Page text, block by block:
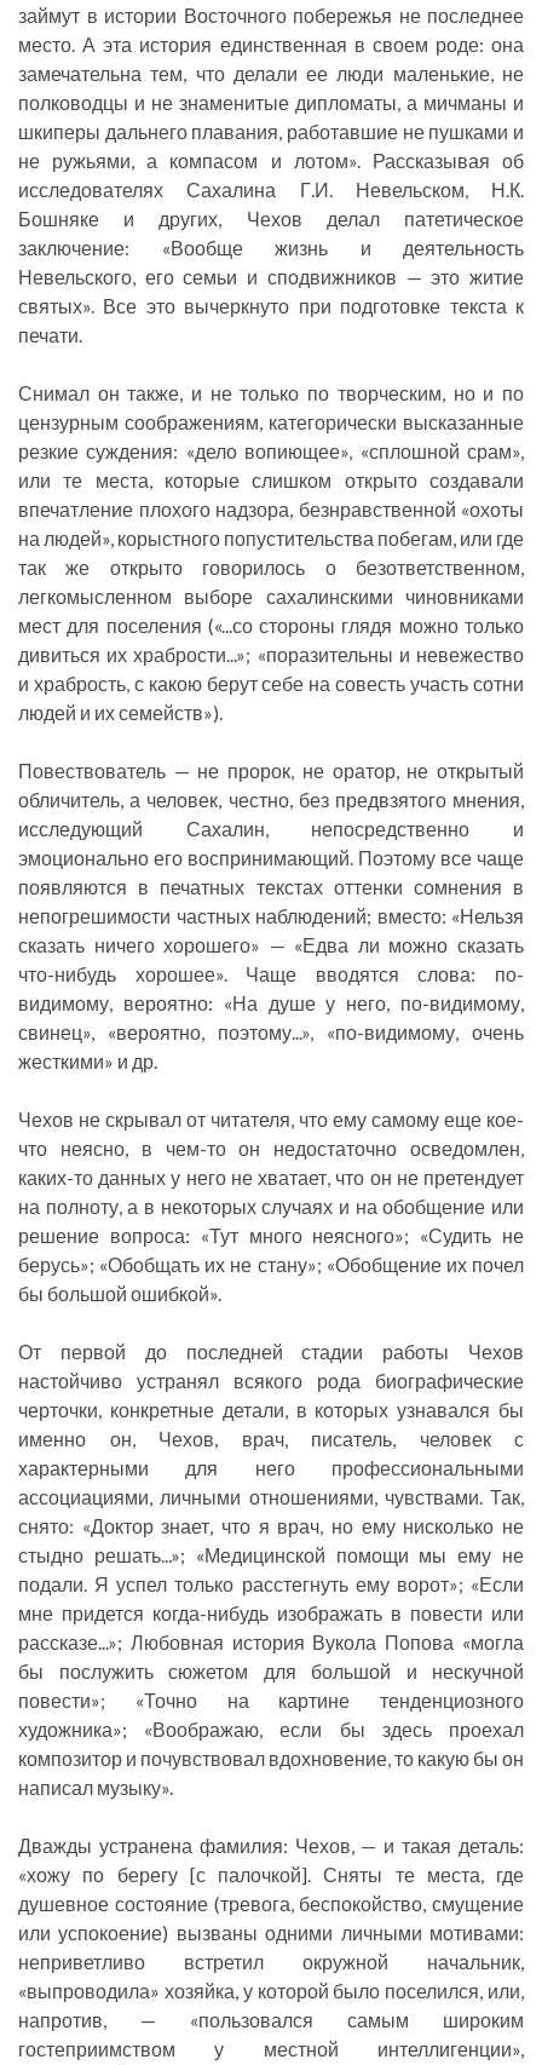
займут в истории Восточного побережья не последнее
место. А эта история единственная в своем роде: она
замечательна тем, что делали ее люди маленькие, не
полководцы и не знаменитые дипломаты, а мичманы и
шкиперы дальнего плавания, работавшие не пушками и
не ружьями, а компасом и лотом». Рассказывая об
исследователях Сахалина Г.И. Невельском, Н.К.
Бошняке и других, Чехов делал патетическое
заключение: «Вообще жизнь и деятельность
Невельского, его семьи и сподвижников — это житие
святых». Все это вычеркнуто при подготовке текста к
печати.
Снимал он также, и не только по творческим, но и по
цензурным соображениям, категорически высказанные
резкие суждения: «дело вопиющее», «сплошной срам»,
или те места, которые слишком открыто создавали
впечатление плохого надзора, безнравственной «охоты
на людей», корыстного попустительства побегам, или где
так же открыто говорилось о безответственном,
легкомысленном выборе сахалинскими чиновниками
мест для поселения («...со стороны глядя можно только
дивиться их храбрости...»; «поразительны и невежество
и храбрость, с какою берут себе на совесть участь сотни
людей и их семейств»).
Повествователь — не пророк, не оратор, не открытый
обличитель, а человек, честно, без предвзятого мнения,
исследующий Сахалин, непосредственно и
эмоционально его воспринимающий. Поэтому все чаще
появляются в печатных текстах оттенки сомнения в
непогрешимости частных наблюдений; вместо: «Нельзя
сказать ничего хорошего» — «Едва ли можно сказать
что-нибудь хорошее». Чаще вводятся слова: по-
видимому, вероятно: «На душе у него, по-видимому,
свинец», «вероятно, поэтому...», «по-видимому, очень
жесткими» и др.
Чехов не скрывал от читателя, что ему самому еще кое-
что неясно, в чем-то он недостаточно осведомлен,
каких-то данных у него не хватает, что он не претендует
на полноту, а в некоторых случаях и на обобщение или
решение вопроса: «Тут много неясного»; «Судить не
берусь»; «Обобщать их не стану»; «Обобщение их почел
бы большой ошибкой».
От первой до последней стадии работы Чехов
настойчиво устранял всякого рода биографические
черточки, конкретные детали, в которых узнавался бы
именно он, Чехов, врач, писатель, человек с
характерными для него профессиональными
ассоциациями, личными отношениями, чувствами. Так,
снято: «Доктор знает, что я врач, но ему нисколько не
стыдно решать...»; «Медицинской помощи мы ему не
подали. Я успел только расстегнуть ему ворот»; «Если
мне придется когда-нибудь изображать в повести или
рассказе...»; Любовная история Вукола Попова «могла
бы послужить сюжетом для большой и нескучной
повести»; «Точно на картине тенденциозного
художника»; «Воображаю, если бы здесь проехал
композитор и почувствовал вдохновение, то какую бы он
написал музыку».
Дважды устранена фамилия: Чехов, — и такая деталь:
«хожу по берегу [с палочкой]. Сняты те места, где
душевное состояние (тревога, беспокойство, смущение
или успокоение) вызваны одними личными мотивами:
неприветливо встретил окружной начальник,
«выпроводила» хозяйка, у которой было поселился, или,
напротив, — «пользовался самым широким
гостеприимством у местной интеллигенции»,